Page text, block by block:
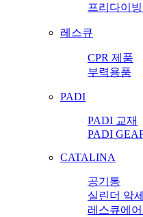
프리다이
레스큐
CPR 제품
부력용품
PADI
PADI 교재
PADI
CATALINA
공기통
실린더 악
레스큐에